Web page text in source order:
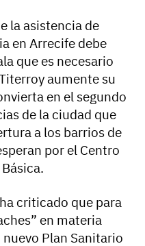
la asistencia de
en Arrecife debe
que es necesario
aumente su
en el segundo
de la ciudad que
a los barrios de
por el Centro
criticado que para
en materia
Plan Sanitario